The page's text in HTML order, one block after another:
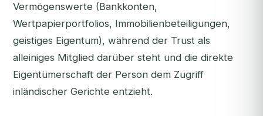
Vermögenswerte (Bankkonten,
Wertpapierportfolios, Immobilienbeteiligungen,
geistiges Eigentum), während der Trust als
alleiniges Mitglied darüber steht und die direkte
Eigentümerschaft der Person dem Zugriff
inländischer Gerichte entzieht.